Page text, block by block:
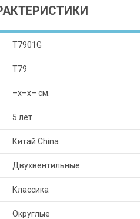
T7901G
T79
–x–x– см.
5 лет
Китай China
Двухвентильные
Классика
Округлые